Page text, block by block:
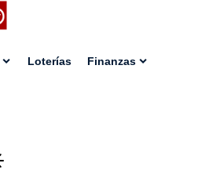
Loterías Finanzas